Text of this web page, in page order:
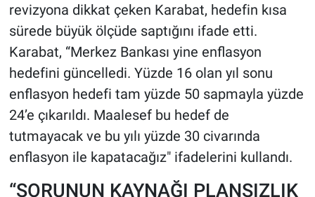
revizyona dikkat çeken Karabat, hedefin kısa
sürede büyük ölçüde saptığını ifade etti.
Karabat, “Merkez Bankası yine enflasyon
hedefini güncelledi. Yüzde 16 olan yıl sonu
enflasyon hedefi tam yüzde 50 sapmayla yüzde
24’e çıkarıldı. Maalesef bu hedef de
tutmayacak ve bu yılı yüzde 30 civarında
enflasyon ile kapatacağız" ifadelerini kullandı.
“SORUNUN KAYNAĞI PLANSIZLIK